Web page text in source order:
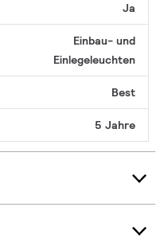
Ja
Einbau- und
Einlegeleuchten
Best
5 Jahre